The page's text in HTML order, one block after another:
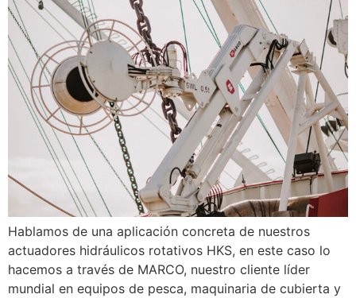
Hablamos de una aplicación concreta de nuestros
actuadores hidráulicos rotativos HKS, en este caso lo
hacemos a través de MARCO, nuestro cliente líder
mundial en equipos de pesca, maquinaria de cubierta y